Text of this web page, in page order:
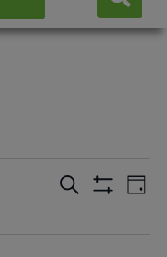
Suche Tag